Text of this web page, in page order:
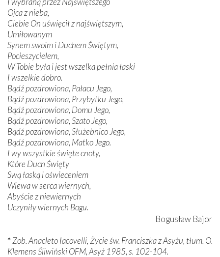
Ojca z nieba,
Ciebie On uświęcił z najświętszym,
Umiłowanym
Synem swoim i Duchem Świętym,
Pocieszycielem,
W Tobie była i jest wszelka pełnia łaski
I wszelkie dobro.
Bądź pozdrowiona, Pałacu Jego,
Bądź pozdrowiona, Przybytku Jego,
Bądź pozdrowiona, Domu Jego,
Bądź pozdrowiona, Szato Jego,
Bądź pozdrowiona, Służebnico Jego,
Bądź pozdrowiona, Matko Jego.
I wy wszystkie święte cnoty,
Które Duch Święty
Swą łaską i oświeceniem
Wlewa w serca wiernych,
Abyście z niewiernych
Uczyniły wiernych Bogu.
Bogusław Bajor
* Zob. Anacleto Iacovelli, Życie św. Franciszka z Asyżu, tłum. O.
Klemens Śliwiński OFM, Asyż 1985, s. 102-104.